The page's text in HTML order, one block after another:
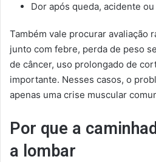
Dor após queda, acidente
Também vale procurar avaliação
junto com febre, perda de peso
de câncer, uso prolongado de
importante. Nesses casos, o
apenas uma crise muscular
Por que a
a lombar